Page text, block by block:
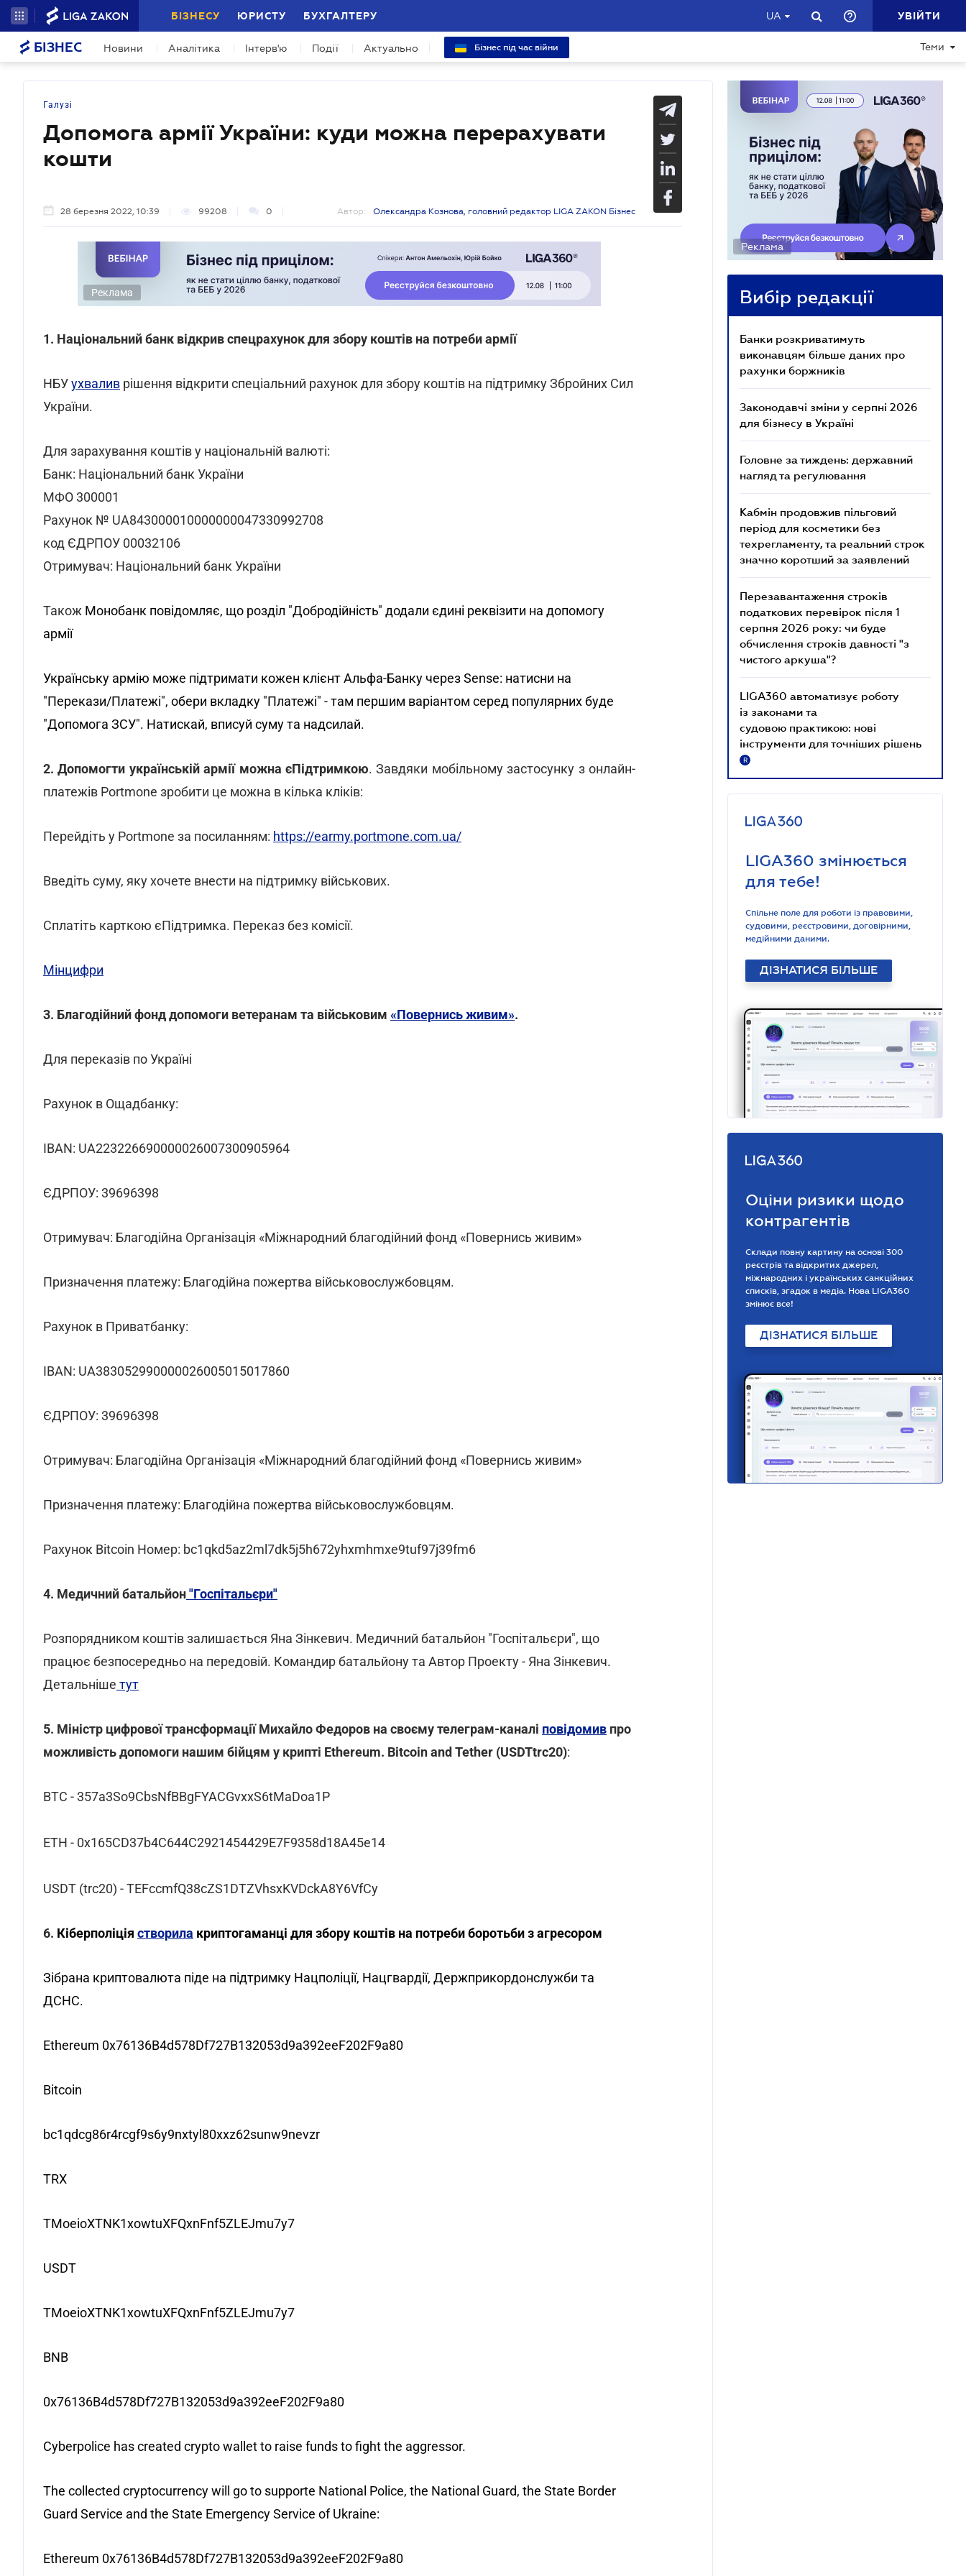
БІЗНЕСУ ЮРИСТУ БУХГАЛТЕРУ UA УВІЙТИ
БІЗНЕС Новини Аналітика Інтерв'ю Події Актуально Бізнес під час війни Теми
Галузі
Допомога армії України: куди можна перерахувати
кошти
28 березня 2022, 10:39 99208 0 Автор: Олександра Кознова, головний редактор LIGA ZAKON Бізнес
Реклама
1. Національний банк відкрив спецрахунок для збору коштів на потреби армії
НБУухвалив рішення відкрити спеціальний рахунок для збору коштів на підтримку Збройних Сил
України.
Для зарахування коштів у національній валюті:
Банк: Національний банк України
МФО 300001
Рахунок № UA843000010000000047330992708
код ЄДРПОУ 00032106
Отримувач: Національний банк України
Також Монобанк повідомляє, що розділ "Добродійність" додали єдині реквізити на допомогу
армії
Українську армію може підтримати кожен клієнт Альфа-Банку через Sense: натисни на
"Перекази/Платежі", обери вкладку "Платежі" - там першим варіантом серед популярних буде
"Допомога ЗСУ". Натискай, вписуй суму та надсилай.
2. Допомогти українській армії можна єПідтримкою. Завдяки мобільному застосунку з онлайн-
платежів Portmone зробити це можна в кілька кліків:
Перейдіть у Portmone за посиланням: https://earmy.portmone.com.ua/
Введіть суму, яку хочете внести на підтримку військових.
Сплатіть карткою єПідтримка. Переказ без комісії.
Мінцифри
3. Благодійний фонд допомоги ветеранам та військовим «Повернись живим».
Для переказів по Україні
Рахунок в Ощадбанку:
IBAN: UA223226690000026007300905964
ЄДРПОУ: 39696398
Отримувач: Благодійна Організація «Міжнародний благодійний фонд «Повернись живим»
Призначення платежу: Благодійна пожертва військовослужбовцям.
Рахунок в Приватбанку:
IBAN: UA383052990000026005015017860
ЄДРПОУ: 39696398
Отримувач: Благодійна Організація «Міжнародний благодійний фонд «Повернись живим»
Призначення платежу: Благодійна пожертва військовослужбовцям.
Рахунок Bitcoin Номер: bc1qkd5az2ml7dk5j5h672yhxmhmxe9tuf97j39fm6
4. Медичний батальйон"Госпітальєри"
Розпорядником коштів залишається Яна Зінкевич. Медичний батальйон "Госпітальєри", що
працює безпосередньо на передовій. Командир батальйону та Автор Проекту - Яна Зінкевич.
Детальніше тут
5. Міністр цифрової трансформації Михайло Федоров на своєму телеграм-каналі повідомив про
можливість допомоги нашим бійцям у крипті Ethereum. Bitcoin and Tether (USDTtrc20):
BTC - 357a3So9CbsNfBBgFYACGvxxS6tMaDoa1P
ETH - 0x165CD37b4C644C2921454429E7F9358d18A45e14
USDT (trc20) - TEFccmfQ38cZS1DTZVhsxKVDckA8Y6VfCy
6. Кіберполіція створила криптогаманці для збору коштів на потреби боротьби з агресором
Зібрана криптовалюта піде на підтримку Нацполіції, Нацгвардії, Держприкордонслужби та
ДСНС.
Ethereum 0x76136B4d578Df727B132053d9a392eeF202F9a80
Bitcoin
bc1qdcg86r4rcgf9s6y9nxtyl80xxz62sunw9nevzr
TRX
TMoeioXTNK1xowtuXFQxnFnf5ZLEJmu7y7
USDT
TMoeioXTNK1xowtuXFQxnFnf5ZLEJmu7y7
BNB
0x76136B4d578Df727B132053d9a392eeF202F9a80
Cyberpolice has created crypto wallet to raise funds to fight the aggressor.
The collected cryptocurrency will go to supporte National Police, the National Guard, the State Border
Guard Service and the State Emergency Service of Ukraine:
Ethereum 0x76136B4d578Df727B132053d9a392eeF202F9a80
Реклама
Вибір редакції
Банки розкриватимуть
виконавцям більше даних про
рахунки боржників
Законодавчі зміни у серпні 2026
для бізнесу в Україні
Головне за тиждень: державний
нагляд та регулювання
Кабмін продовжив пільговий
період для косметики без
техрегламенту, та реальний строк
значно коротший за заявлений
Перезавантаження строків
податкових перевірок після 1
серпня 2026 року: чи буде
обчислення строків давності "з
чистого аркуша"?
LIGA360 автоматизує роботу
із законами та
судовою практикою: нові
інструменти для точніших рішень
R
LIGA360 змінюється
для тебе!
Спільне поле для роботи із правовими,
судовими, реєстровими, договірними,
медійними даними.
ДІЗНАТИСЯ БІЛЬШЕ
Оціни ризики щодо
контрагентів
Склади повну картину на основі 300
реєстрів та відкритих джерел,
міжнародних і українських санкційних
списків, згадок в медіа. Нова LIGA360
змінює все!
ДІЗНАТИСЯ БІЛЬШЕ